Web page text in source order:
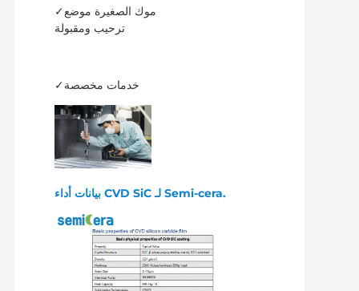
✓موك الصغيرة موضع
ترحيب ومقبولة
بيانات أداء CVD SiC لـ Semi-cera.